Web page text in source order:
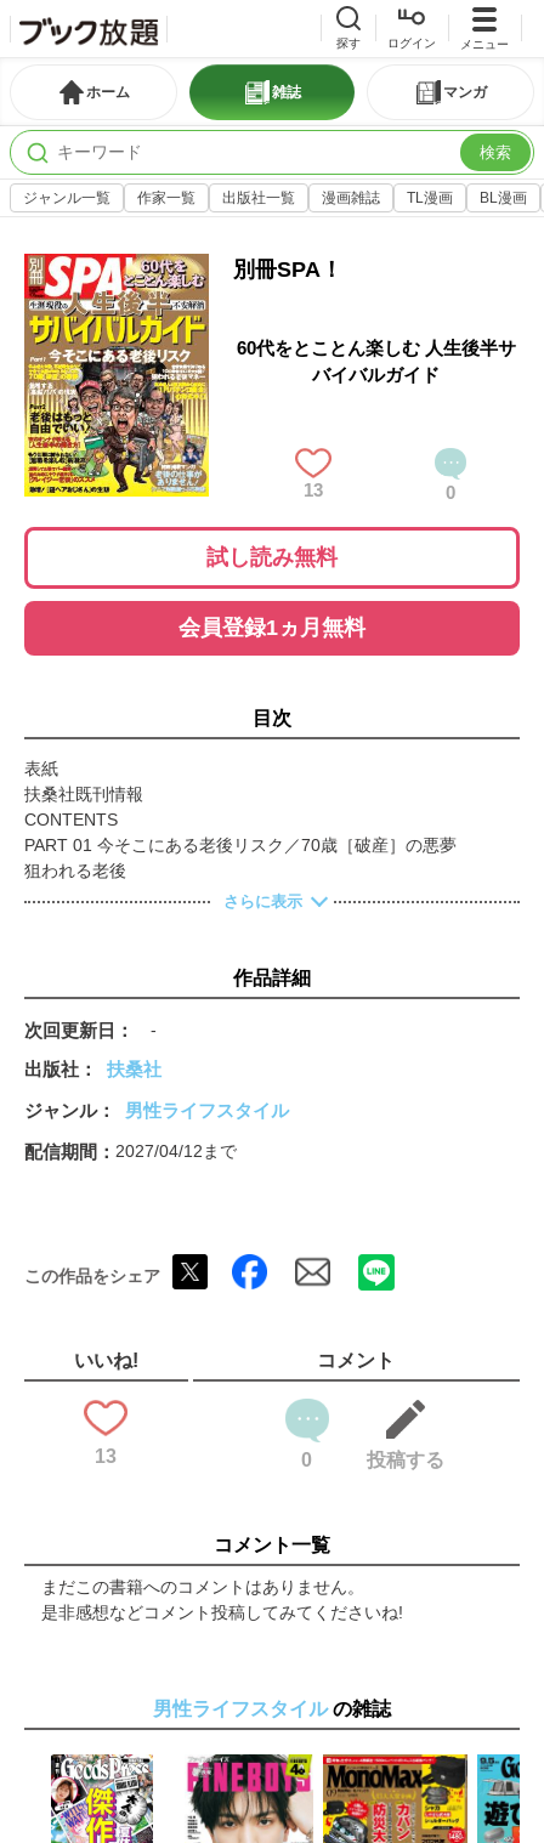
探す ログイン メニュー
ホーム 雑誌 マンガ
検索
ジャンル一覧 作家一覧 出版社一覧 漫画雑誌 TL漫画 BL漫画
別冊SPA！
60代をとことん楽しむ 人生後半サ
バイバルガイド
13 0
試し読み無料
会員登録1ヵ月無料
目次
表紙
扶桑社既刊情報
CONTENTS
PART 01 今そこにある老後リスク／70歳［破産］の悪夢
狙われる老後
男の欲望をくすぐる電子マガジン MySPA!
PART 02 老後はもっと自由でいい／夜のオンナが助言する［人
生後半の輝き方］
［クレイジー老後］のススメ
急増！［謎ヘアおじさん］の生態
裏表紙
さらに表示
作品詳細
次回更新日 -
出版社
扶桑社
ジャンル
男性ライフスタイル
配信期間
2027/04/12まで
この作品をシェア
いいね!
13
コメント
0 投稿する
コメント一覧
まだこの書籍へのコメントはありません。
是非感想などコメント投稿してみてくださいね!
男性ライフスタイルの雑誌